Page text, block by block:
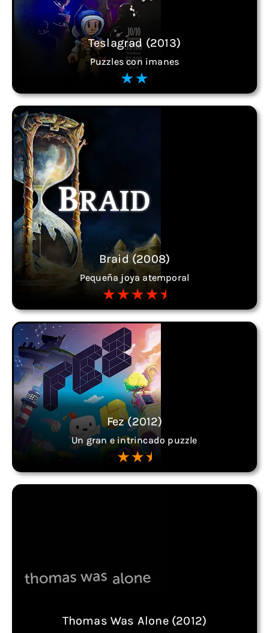
Teslagrad (2013)
Puzzles con imanes
Braid (2008)
Pequeña joya atemporal
Fez (2012)
Un gran e intrincado puzzle
Thomas Was Alone (2012)